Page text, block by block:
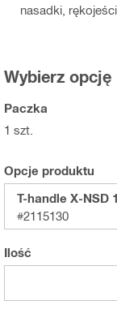
nasadki,
Wybierz opcję
Paczka
1 szt.
Opcje produktu
T-handle X-NSD
#2115130
Ilość